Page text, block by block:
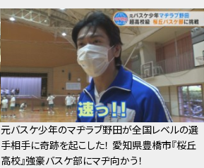
元バスケ少年のマヂラブ野田が全国レベルの選
手相手に奇跡を起こした！ 愛知県豊橋市『桜丘
高校』強豪バスケ部にマヂ向かう！